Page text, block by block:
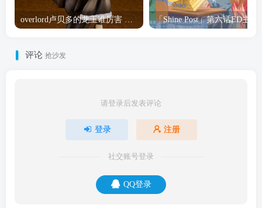
评论 抢沙发
请登录后发表评论
登录 注册
社交账号登录
QQ登录